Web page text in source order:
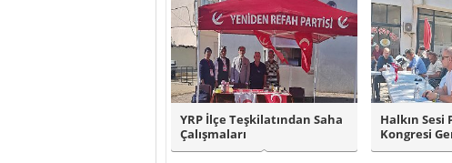
YRP İlçe Teşkilatından Saha
Çalışmaları
Halkın
Kongresi